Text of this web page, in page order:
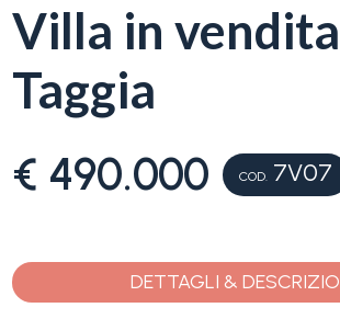
Villa in
Taggia
€ 490.000 COD. 7V07
DETTAGLI &
La
Liguria
case
-
multiscelta
Qualsiasi
Residenziali